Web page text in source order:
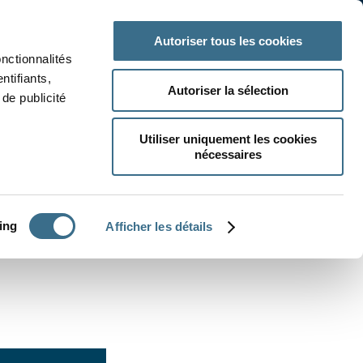
publicité
Afficher les détails
Autoriser tous les cookies
Autoriser la sélection
Utiliser uniquement les cookies
nécessaires